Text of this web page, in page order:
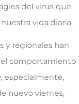
del virus que
vida diaria.
y regionales han
el comportamiento
especialmente,
nuevo viernes,